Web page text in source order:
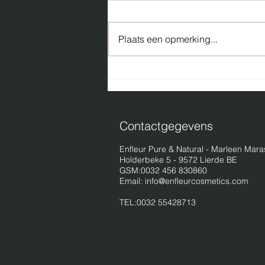
de toekomst is
Plaats een opmerking...
Contactgegevens
Enfleur Pure & Natural - Marleen
Holderbeke 5 - 9572 Lierde BE
GSM:0032 456 830860
Email: info@enfleurcosmetics.com
TEL:0032 55428713